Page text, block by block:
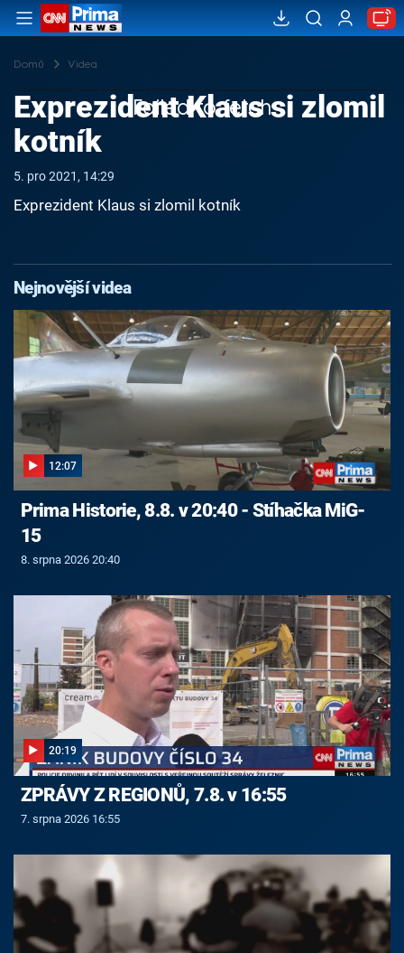
Domů Videa
Failed to fetch
Exprezident Klaus si zlomil
kotník
5. pro 2021, 14:29
Exprezident Klaus si zlomil kotník
Nejnovější videa
12:07
Prima Historie, 8.8. v 20:40 - Stíhačka MiG-
15
8. srpna 2026 20:40
20:19
ZPRÁVY Z REGIONŮ, 7.8. v 16:55
7. srpna 2026 16:55